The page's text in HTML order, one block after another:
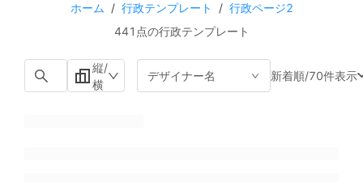
ホーム / 行政テンプレート / 行政ページ2
441点の行政テンプレート
縦/
横
デザイナー名 新着順/70件表示